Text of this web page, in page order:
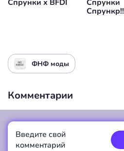
Спрунки x BFDI
Спрунки
Спрункр!!
ФНФ моды
Комментарии
Введите свой
комментарий